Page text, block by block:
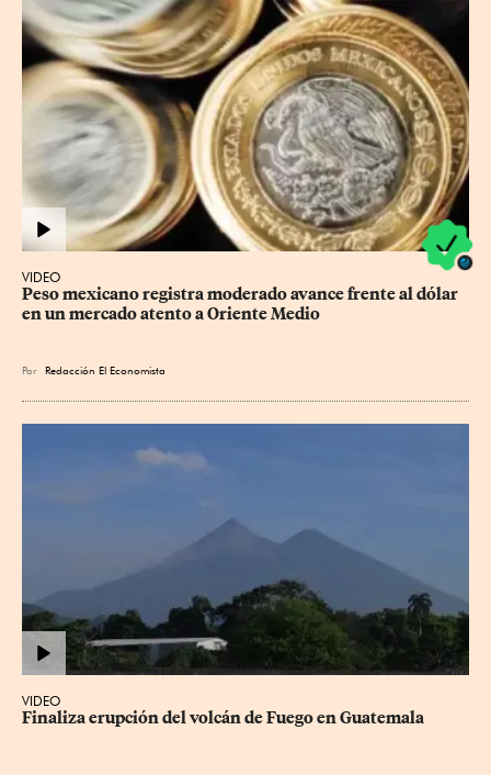
VIDEO
Peso mexicano registra moderado avance frente al dólar
en un mercado atento a Oriente Medio
Por Redacción El Economista
VIDEO
Finaliza erupción del volcán de Fuego en Guatemala